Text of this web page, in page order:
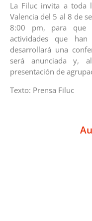
La Filuc invita a toda
Valencia del 5 al 8 de
8:00 pm, para que
actividades que
desarrollará una
será anunciada y,
presentación de
Texto: Prensa Filuc